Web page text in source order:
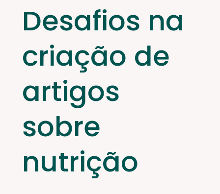
Desafios na
criação de
artigos
sobre
nutrição